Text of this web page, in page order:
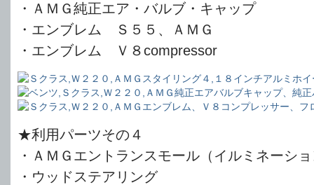
・ＡＭＧ純正エア・バルブ・キャップ
・エンブレム Ｓ５５、ＡＭＧ
・エンブレム Ｖ８compressor
★利用パーツその４
・ＡＭＧエントランスモール（イルミネーシ
・ウッドステアリング